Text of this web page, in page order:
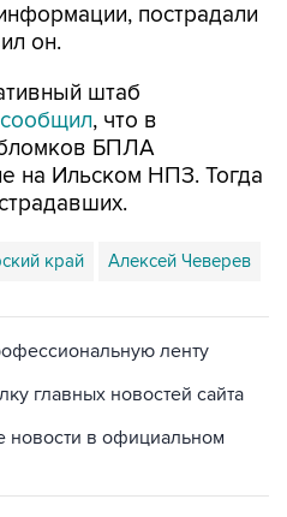
пострадали
он.
штаб
сообщил, что в
БПЛА
на Ильском НПЗ. Тогда
край Алексей Чеверев
ленту
главных новостей сайта
новости в официальном